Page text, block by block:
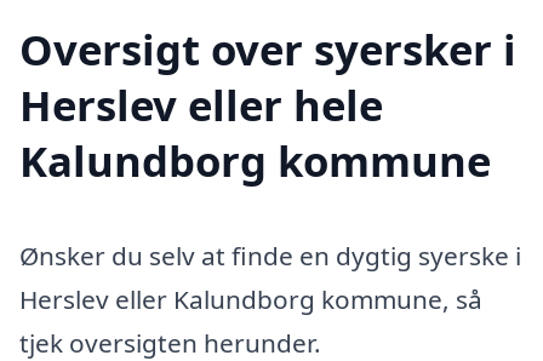
Oversigt over syersker i
Herslev eller hele
Kalundborg kommune
Ønsker du selv at finde en dygtig syerske i
Herslev eller Kalundborg kommune, så
tjek oversigten herunder.